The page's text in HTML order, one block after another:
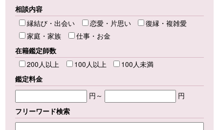
相談内容
縁結び・出会い
恋愛・片思い
復縁・複雑愛
家庭・家族
仕事・お金
在籍鑑定師数
200人以上
100人以上
100人未満
鑑定料金
円～
円
フリーワード検索